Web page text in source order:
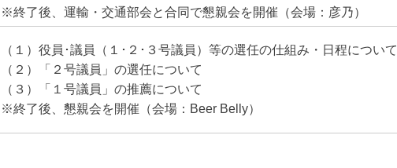
※終了後、運輸・交通部会と合同で懇親会を開催（会場：彦乃）
（１）役員･議員（１･２･３号議員）等の選任の仕組み・日程について
（２）「２号議員」の選任について
（３）「１号議員」の推薦について
※終了後、懇親会を開催（会場：Beer Belly）